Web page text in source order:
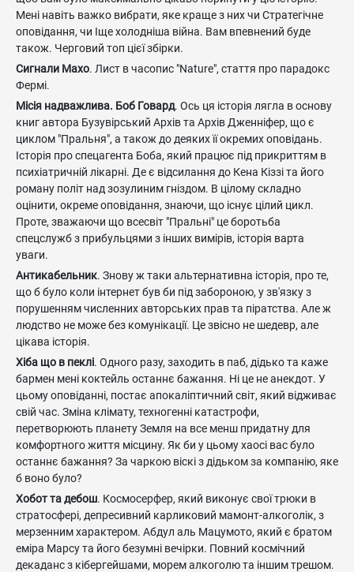
Мені навіть важко вибрати, яке краще з них чи Стратегічне
оповідання, чи Іще холодніша війна. Вам впевнений буде
також. Черговий топ цієї збірки.
Сигнали Махо. Лист в часопис "Nature", стаття про парадокс
Фермі.
Місія надважлива. Боб Говард. Ось ця історія лягла в основу
книг автора Бузувірський Архів та Архів Дженніфер, що є
циклом "Пральня", а також до деяких її окремих оповідань.
Історія про спецагента Боба, який працює під прикриттям в
психіатричній лікарні. Де є відсилання до Кена Кіззі та його
роману політ над зозулиним гніздом. В цілому складно
оцінити, окреме оповідання, знаючи, що існує цілий цикл.
Проте, зважаючи що всесвіт "Пральні" це боротьба
спецслужб з прибульцями з інших вимірів, історія варта
уваги.
Антикабельник. Знову ж таки альтернативна історія, про те,
що б було коли інтернет був би під забороною, у зв'язку з
порушенням численних авторських прав та піратства. Але ж
людство не може без комунікації. Це звісно не шедевр, але
цікава історія.
Хіба що в пеклі. Одного разу, заходить в паб, дідько та каже
бармен мені коктейль останнє бажання. Ні це не анекдот. У
цьому оповіданні, постає апокаліптичний світ, який відживає
свій час. Зміна клімату, техногенні катастрофи,
перетворюють планету Земля на все менш придатну для
комфортного життя місцину. Як би у цьому хаосі вас було
останнє бажання? За чаркою віскі з дідьком за компанію, яке
б воно було?
Хобот та дебош. Космосерфер, який виконує свої трюки в
стратосфері, депресивний карликовий мамонт-алкоголік, з
мерзенним характером. Абдул аль Мацумото, який є братом
еміра Марсу та його безумні вечірки. Повний космічний
декаданс з кібергейшами, морем алкоголю та іншим трешом.